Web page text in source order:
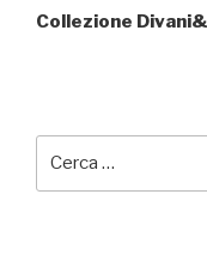
successivo
Collezione